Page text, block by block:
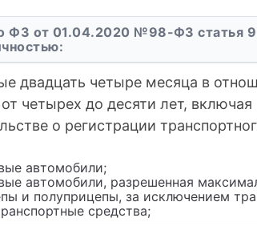
ФЗ от 01.04.2020 №98-ФЗ статья
двадцать четыре месяца в
четырех до десяти лет, включая
о регистрации
автомобили;
автомобили, разрешенная
и полуприцепы, за исключением
средства;